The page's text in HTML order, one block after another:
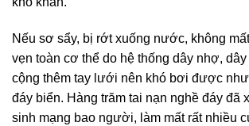
Nếu sơ sẩy, bị rớt xuống nước, không
vẹn toàn cơ thể do hệ thống dây nhợ,
cộng thêm tay lưới nên khó bơi được
đáy biển. Hàng trăm tai nạn nghề đáy đã
sinh mạng bao người, làm mất rất nhiều